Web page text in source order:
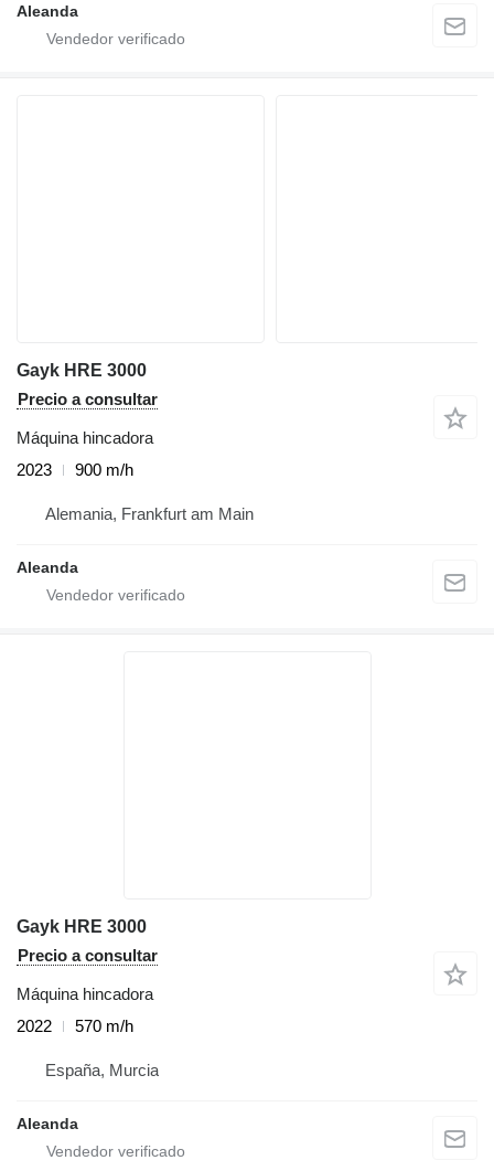
Aleanda
Gayk HRE 3000
Precio a consultar
Máquina hincadora
2023
900 m/h
Alemania, Frankfurt am Main
Aleanda
Gayk HRE 3000
Precio a consultar
Máquina hincadora
2022
570 m/h
España, Murcia
Aleanda